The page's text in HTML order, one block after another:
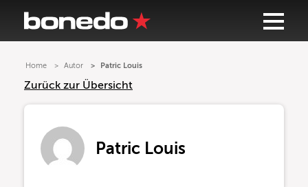
Home Autor Patric Louis
Zurück zur Übersicht
Patric Louis